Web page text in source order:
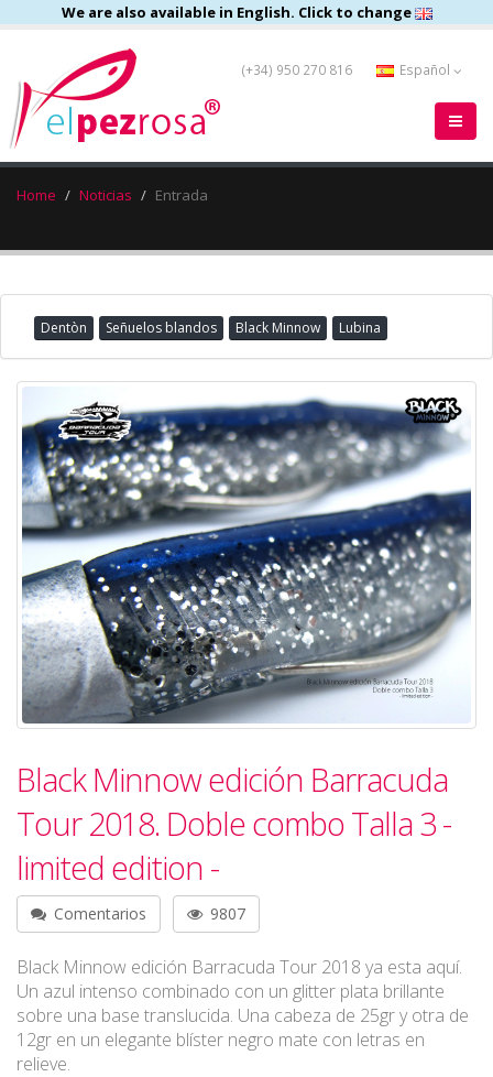
We are also available in English. Click to change
(+34) 950 270 816 Español
Home Noticias Entrada
Dentòn Señuelos blandos Black Minnow Lubina
Black Minnow edición Barracuda
Tour 2018. Doble combo Talla 3 -
limited edition -
Comentarios 9807
Black Minnow edición Barracuda Tour 2018 ya esta aquí.
Un azul intenso combinado con un glitter plata brillante
sobre una base translucida. Una cabeza de 25gr y otra de
12gr en un elegante blíster negro mate con letras en
relieve.